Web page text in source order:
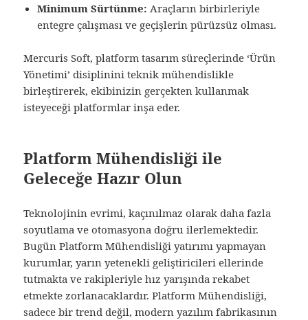
Minimum Sürtünme: Araçların birbirleriyle
entegre çalışması ve geçişlerin pürüzsüz olması.
Mercuris Soft, platform tasarım süreçlerinde ‘Ürün
Yönetimi’ disiplinini teknik mühendislikle
birleştirerek, ekibinizin gerçekten kullanmak
isteyeceği platformlar inşa eder.
Platform Mühendisliği ile
Geleceğe Hazır Olun
Teknolojinin evrimi, kaçınılmaz olarak daha fazla
soyutlama ve otomasyona doğru ilerlemektedir.
Bugün Platform Mühendisliği yatırımı yapmayan
kurumlar, yarın yetenekli geliştiricileri ellerinde
tutmakta ve rakipleriyle hız yarışında rekabet
etmekte zorlanacaklardır. Platform Mühendisliği,
sadece bir trend değil, modern yazılım fabrikasının